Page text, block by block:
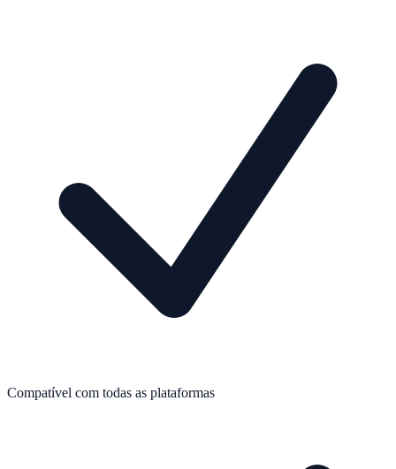
Compatível com todas as plataformas